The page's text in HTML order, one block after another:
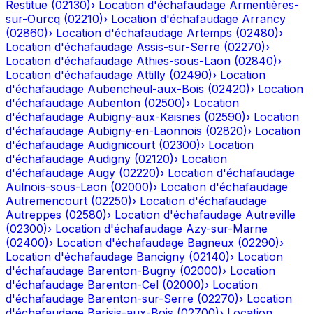
Restitue (02130)› Location d'échafaudage Armentières-
sur-Ourcq (02210)› Location d'échafaudage Arrancy
(02860)› Location d'échafaudage Artemps (02480)›
Location d'échafaudage Assis-sur-Serre (02270)›
Location d'échafaudage Athies-sous-Laon (02840)›
Location d'échafaudage Attilly (02490)› Location
d'échafaudage Aubencheul-aux-Bois (02420)› Location
d'échafaudage Aubenton (02500)› Location
d'échafaudage Aubigny-aux-Kaisnes (02590)› Location
d'échafaudage Aubigny-en-Laonnois (02820)› Location
d'échafaudage Audignicourt (02300)› Location
d'échafaudage Audigny (02120)› Location
d'échafaudage Augy (02220)› Location d'échafaudage
Aulnois-sous-Laon (02000)› Location d'échafaudage
Autremencourt (02250)› Location d'échafaudage
Autreppes (02580)› Location d'échafaudage Autreville
(02300)› Location d'échafaudage Azy-sur-Marne
(02400)› Location d'échafaudage Bagneux (02290)›
Location d'échafaudage Bancigny (02140)› Location
d'échafaudage Barenton-Bugny (02000)› Location
d'échafaudage Barenton-Cel (02000)› Location
d'échafaudage Barenton-sur-Serre (02270)› Location